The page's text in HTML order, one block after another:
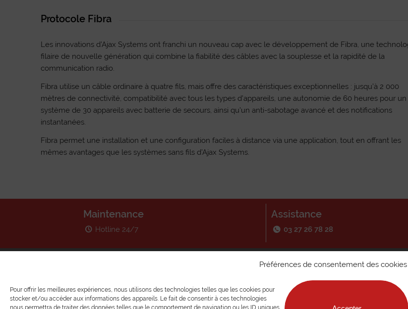
Préférences de consentement des cookies
Pour offrir les meilleures expériences, nous utilisons des technologies telles que les cookies pour
stocker et/ou accéder aux informations des appareils. Le fait de consentir à ces technologies
nous permettra de traiter des données telles que le comportement de navigation ou les ID uniques
Protocole Fibra
Les innovations d’Ajax Systems ont franchi un nouveau cap avec le développement de Fibra, une
filaire de nouvelle génération qui combine la fiabilité des câbles avec la souplesse et la rapidité de la
communication radio.
Fibra utilise un câble ordinaire à quatre fils, mais offre des caractéristiques exceptionnelles : jusqu’à 2 000
mètres de connectivité, compatibilité avec tous les types d’appareils, une autonomie de 60 heures pour un
système de 30 appareils avec batterie de secours, ainsi qu’un anti-sabotage avancé et des notifications
instantanées.
Fibra permet une installation et une configuration faciles à distance via une application, tout en offrant les
mêmes avantages que les systèmes sans fils d’Ajax Systems.
Maintenance
Hotline 24/7
Assistance
03 27 26 78 28
Interphonie
Enfumage
Aide – Informations
Consultez la F.A.Q
Postuler
Mentions légales